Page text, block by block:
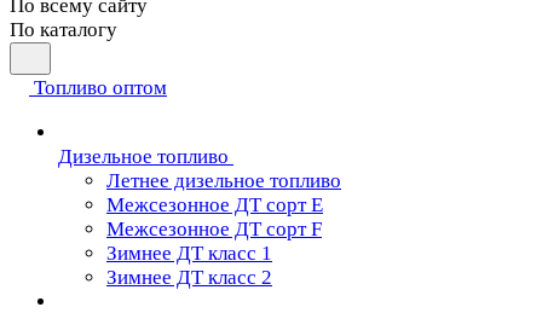
По всему сайту
По каталогу
Топливо оптом
Дизельное топливо
Летнее дизельное топливо
Межсезонное ДТ сорт Е
Межсезонное ДТ сорт F
Зимнее ДТ класс 1
Зимнее ДТ класс 2